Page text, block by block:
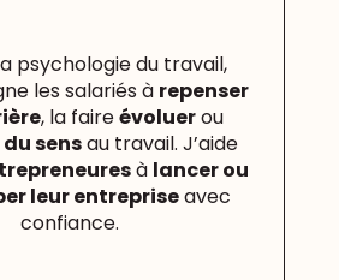
psychologie du travail,
les salariés à repenser
, la faireévoluerou
sensau travail. J’aide
à lancer ou
leur entrepriseavec
confiance.